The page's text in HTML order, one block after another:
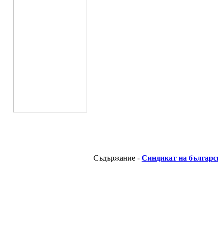
Съдържание - Синдикат на